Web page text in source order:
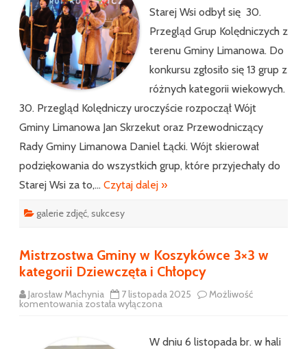
Starej Wsi odbył się 30.
Przegląd Grup Kolędniczych z
terenu Gminy Limanowa. Do
konkursu zgłosiło się 13 grup z
różnych kategorii wiekowych.
30. Przegląd Kolędniczy uroczyście rozpoczął Wójt
Gminy Limanowa Jan Skrzekut oraz Przewodniczący
Rady Gminy Limanowa Daniel Łącki. Wójt skierował
podziękowania do wszystkich grup, które przyjechały do
Starej Wsi za to,… Czytaj dalej »
galerie zdjęć sukcesy
Mistrzostwa Gminy w Koszykówce 3×3 w
kategorii Dziewczęta i Chłopcy
Jarosław Machynia 7 listopada 2025 Możliwość
komentowania Mistrzostwa
została wyłączona
W dniu 6 listopada br. w hali